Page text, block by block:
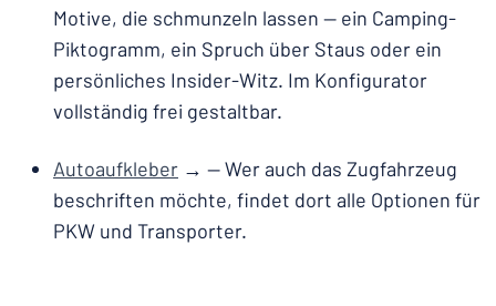
Motive, die schmunzeln lassen — ein Camping-
Piktogramm, ein Spruch über Staus oder ein
persönliches Insider-Witz. Im Konfigurator
vollständig frei gestaltbar.
Autoaufkleber → — Wer auch das Zugfahrzeug
beschriften möchte, findet dort alle Optionen für
PKW und Transporter.